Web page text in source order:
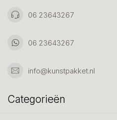
06 23643267
06 23643267
info@kunstpakket.nl
Categorieën